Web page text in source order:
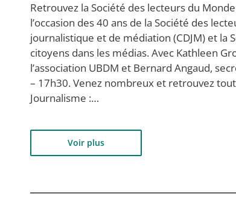
Retrouvez la Société des lecteurs du
l’occasion des 40 ans de la Société des
journalistique et de médiation (CDJM) et
citoyens dans les médias. Avec Kathleen
l’association UBDM et Bernard Angaud,
– 17h30. Venez nombreux et retrouvez
Journalisme :…
Voir plus